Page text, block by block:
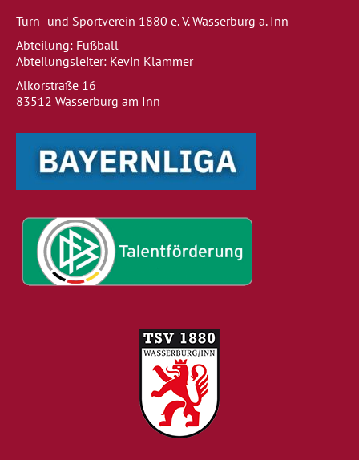
Turn- und Sportverein 1880 e. V. Wasserburg a. Inn
Abteilung: Fußball
Abteilungsleiter: Kevin Klammer
Alkorstraße 16
83512 Wasserburg am Inn